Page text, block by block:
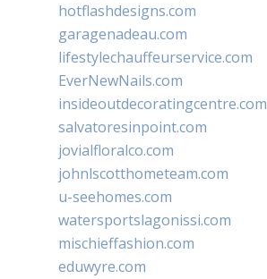
hotflashdesigns.com
garagenadeau.com
lifestylechauffeurservice.com
EverNewNails.com
insideoutdecoratingcentre.com
salvatoresinpoint.com
jovialfloralco.com
johnlscotthometeam.com
u-seehomes.com
watersportslagonissi.com
mischieffashion.com
eduwyre.com